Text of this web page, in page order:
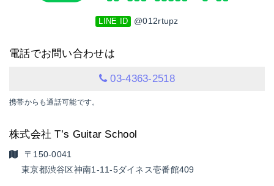
LINE ID @012rtupz
電話でお問い合わせは
03-4363-2518
携帯からも通話可能です。
株式会社 T’s Guitar School
〒150-0041
東京都渋谷区神南1-11-5ダイネス壱番館409